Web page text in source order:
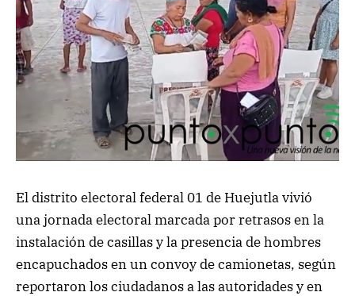
El distrito electoral federal 01 de Huejutla vivió
una jornada electoral marcada por retrasos en la
instalación de casillas y la presencia de hombres
encapuchados en un convoy de camionetas, según
reportaron los ciudadanos a las autoridades y en